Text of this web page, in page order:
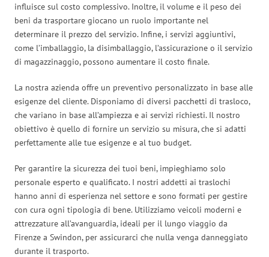
influisce sul costo complessivo. Inoltre, il volume e il peso dei
beni da trasportare giocano un ruolo importante nel
determinare il prezzo del servizio. Infine, i servizi aggiuntivi,
come l’imballaggio, la disimballaggio, l’assicurazione o il servizio
di magazzinaggio, possono aumentare il costo finale.
La nostra azienda offre un preventivo personalizzato in base alle
esigenze del cliente. Disponiamo di diversi pacchetti di trasloco,
che variano in base all’ampiezza e ai servizi richiesti. Il nostro
obiettivo è quello di fornire un servizio su misura, che si adatti
perfettamente alle tue esigenze e al tuo budget.
Per garantire la sicurezza dei tuoi beni, impieghiamo solo
personale esperto e qualificato. I nostri addetti ai traslochi
hanno anni di esperienza nel settore e sono formati per gestire
con cura ogni tipologia di bene. Utilizziamo veicoli moderni e
attrezzature all’avanguardia, ideali per il lungo viaggio da
Firenze a Swindon, per assicurarci che nulla venga danneggiato
durante il trasporto.